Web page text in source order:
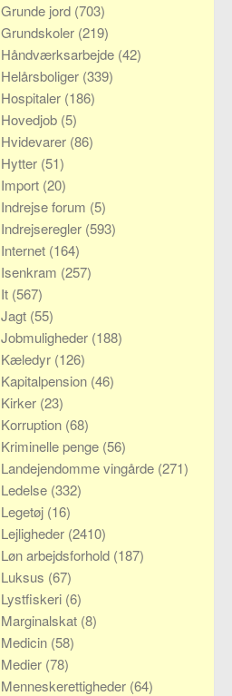
Grunde jord (703)
Grundskoler (219)
Håndværksarbejde (42)
Helårsboliger (339)
Hospitaler (186)
Hovedjob (5)
Hvidevarer (86)
Hytter (51)
Import (20)
Indrejse forum (5)
Indrejseregler (593)
Internet (164)
Isenkram (257)
It (567)
Jagt (55)
Jobmuligheder (188)
Kæledyr (126)
Kapitalpension (46)
Kirker (23)
Korruption (68)
Kriminelle penge (56)
Landejendomme vingårde (271)
Ledelse (332)
Legetøj (16)
Lejligheder (2410)
Løn arbejdsforhold (187)
Luksus (67)
Lystfiskeri (6)
Marginalskat (8)
Medicin (58)
Medier (78)
Menneskerettigheder (64)